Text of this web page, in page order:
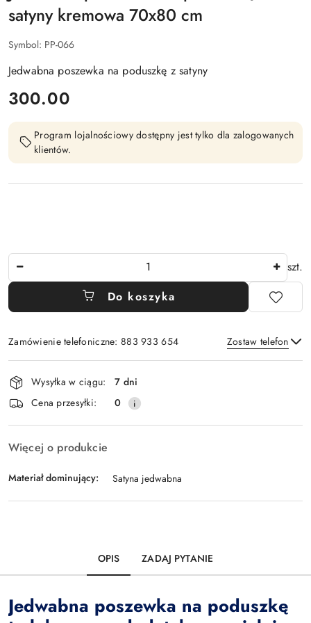
satyny kremowa 70x80 cm
Symbol: PP-066
Jedwabna poszewka na poduszkę z satyny
cena:
300.00
Program lojalnościowy dostępny jest tylko dla zalogowanych
klientów.
szt.
Do koszyka
Zamówienie telefoniczne: 883 933 654 Zostaw telefon
Wyślij
Dostępność
i
dostawa
Wysyłka w ciągu:
7 dni
Cena przesyłki:
0
Więcej o produkcie
Materiał dominujący: Satyna jedwabna
OPIS ZADAJ PYTANIE
Jedwabna poszewka na poduszkę